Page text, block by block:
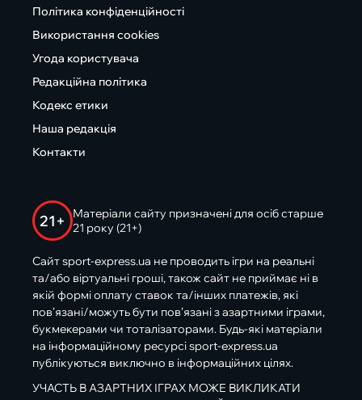
Політика конфіденційності
Використання cookies
Угода користувача
Редакційна політика
Кодекс етики
Наша редакція
Контакти
21+
Матеріали сайту призначені для осіб старше
21 року (21+)
Сайт sport-express.ua не проводить ігри на реальні
та/або віртуальні гроші, також сайт не приймає ні в
якій формі оплату ставок та/інших платежів, які
пов’язані/можуть бути пов’язані з азартними іграми,
букмекерами чи тоталізаторами. Будь-які матеріали
на інформаційному ресурсі sport-express.ua
публікуються виключно в інформаційних цілях.
УЧАСТЬ В АЗАРТНИХ ІГРАХ МОЖЕ ВИКЛИКАТИ